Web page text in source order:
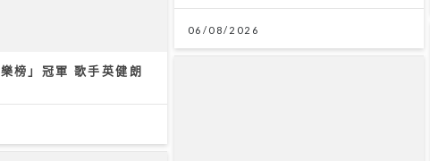
榜」冠軍 歌手英健朗
06/08/2026